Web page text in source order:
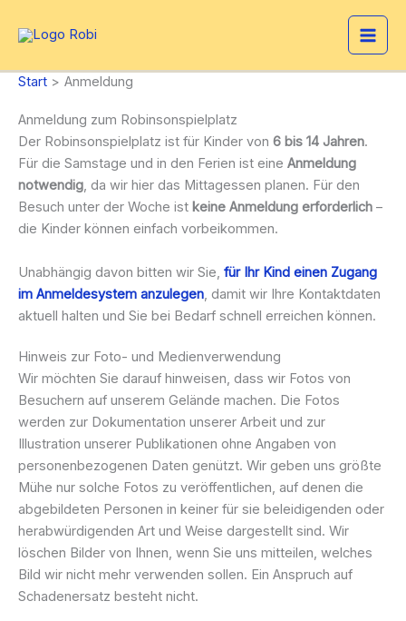
Inhalt
Start
Anmeldung
Anmeldung zum Robinsonspielplatz
Der Robinsonspielplatz ist für Kinder von 6 bis 14 Jahren.
Für die Samstage und in den Ferien ist eine Anmeldung
notwendig, da wir hier das Mittagessen planen. Für den
Besuch unter der Woche ist keine Anmeldung erforderlich –
die Kinder können einfach vorbeikommen.
Unabhängig davon bitten wir Sie, für Ihr Kind einen Zugang
im Anmeldesystem anzulegen, damit wir Ihre Kontaktdaten
aktuell halten und Sie bei Bedarf schnell erreichen können.
Hinweis zur Foto- und Medienverwendung
Wir möchten Sie darauf hinweisen, dass wir Fotos von
Besuchern auf unserem Gelände machen. Die Fotos
werden zur Dokumentation unserer Arbeit und zur
Illustration unserer Publikationen ohne Angaben von
personenbezogenen Daten genützt. Wir geben uns größte
Mühe nur solche Fotos zu veröffentlichen, auf denen die
abgebildeten Personen in keiner für sie beleidigenden oder
herabwürdigenden Art und Weise dargestellt sind. Wir
löschen Bilder von Ihnen, wenn Sie uns mitteilen, welches
Bild wir nicht mehr verwenden sollen. Ein Anspruch auf
Schadenersatz besteht nicht.